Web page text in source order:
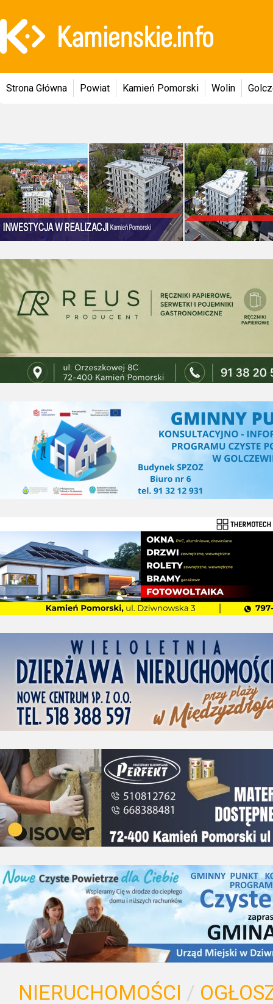
Strona Główna Powiat Kamień Pomorski Wolin
NIERUCHOMOŚCI /